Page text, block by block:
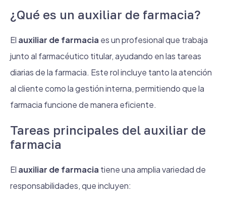
¿Qué es un auxiliar de farmacia?
El auxiliar de farmacia es un profesional que trabaja
junto al farmacéutico titular, ayudando en las tareas
diarias de la farmacia. Este rol incluye tanto la atención
al cliente como la gestión interna, permitiendo que la
farmacia funcione de manera eficiente.
Tareas principales del auxiliar de
farmacia
El auxiliar de farmacia tiene una amplia variedad de
responsabilidades, que incluyen: